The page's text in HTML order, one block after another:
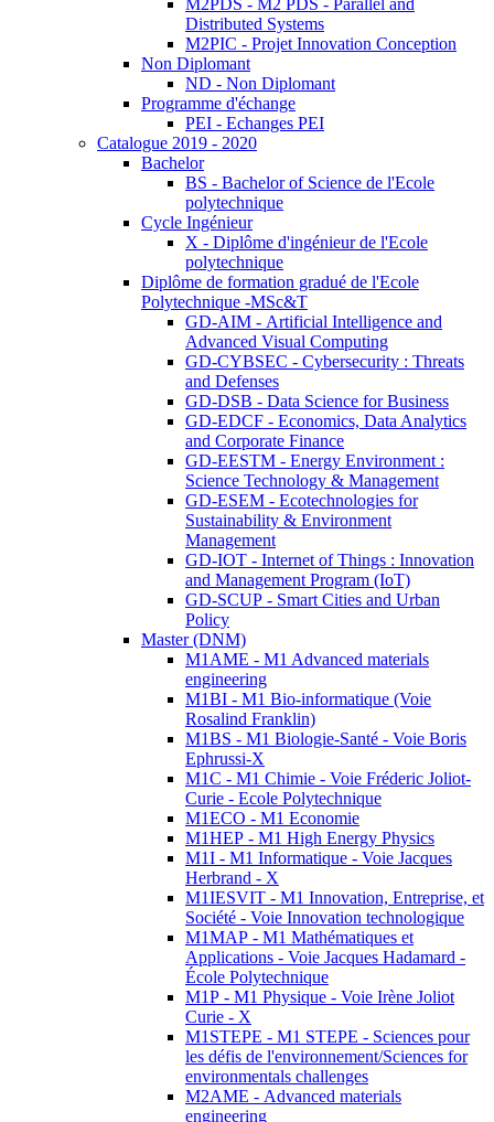
M2PDS - M2 PDS - Parallel and
Distributed Systems
M2PIC - Projet Innovation Conception
Non Diplomant
ND - Non Diplomant
Programme d'échange
PEI - Echanges PEI
Catalogue 2019 - 2020
Bachelor
BS - Bachelor of Science de l'Ecole
polytechnique
Cycle Ingénieur
X - Diplôme d'ingénieur de l'Ecole
polytechnique
Diplôme de formation gradué de l'Ecole
Polytechnique -MSc&T
GD-AIM - Artificial Intelligence and
Advanced Visual Computing
GD-CYBSEC - Cybersecurity : Threats
and Defenses
GD-DSB - Data Science for Business
GD-EDCF - Economics, Data Analytics
and Corporate Finance
GD-EESTM - Energy Environment :
Science Technology & Management
GD-ESEM - Ecotechnologies for
Sustainability & Environment
Management
GD-IOT - Internet of Things : Innovation
and Management Program (IoT)
GD-SCUP - Smart Cities and Urban
Policy
Master (DNM)
M1AME - M1 Advanced materials
engineering
M1BI - M1 Bio-informatique (Voie
Rosalind Franklin)
M1BS - M1 Biologie-Santé - Voie Boris
Ephrussi-X
M1C - M1 Chimie - Voie Fréderic Joliot-
Curie - Ecole Polytechnique
M1ECO - M1 Economie
M1HEP - M1 High Energy Physics
M1I - M1 Informatique - Voie Jacques
Herbrand - X
M1IESVIT - M1 Innovation, Entreprise, et
Société - Voie Innovation technologique
M1MAP - M1 Mathématiques et
Applications - Voie Jacques Hadamard -
École Polytechnique
M1P - M1 Physique - Voie Irène Joliot
Curie - X
M1STEPE - M1 STEPE - Sciences pour
les défis de l'environnement/Sciences for
environmentals challenges
M2AME - Advanced materials
engineering